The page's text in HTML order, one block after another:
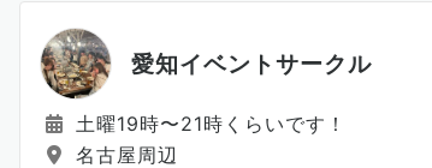
愛知イベントサークル
土曜19時〜21時くらいです！
名古屋周辺